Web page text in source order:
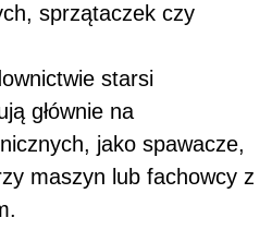
sprzątaczek czy
starsi
głównie na
jako spawacze,
maszyn lub fachowcy z